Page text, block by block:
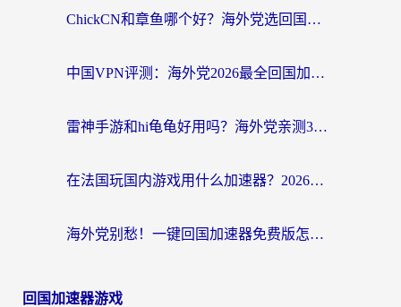
ChickCN和章鱼哪个好？海外党选回国加速器的3个关键维度 + 实用避坑指南
中国VPN评测：海外党2026最全回国加速器选择指南，告别地区限制不踩坑
雷神手游和hi龟龟好用吗？海外党亲测3款回国加速器，教你选对国外到国内加速器
在法国玩国内游戏用什么加速器？2026实测解决延迟卡顿的实用指南
海外党别愁！一键回国加速器免费版怎么选？从踩坑到流畅访问的全攻略
回国加速器游戏